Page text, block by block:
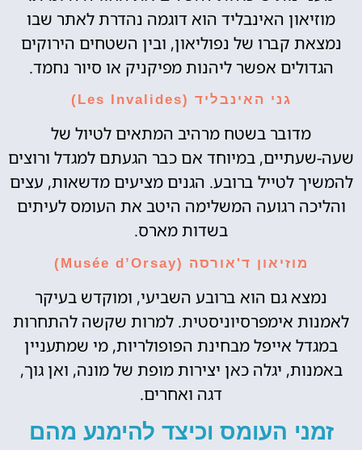
מוזיאון האינבליד הוא דוגמה נהדרת לאתר שבו
נמצאת קברו של נפוליאון, ובין השטחים הירוקים
הגדולים אפשר ליהנות מפיקניק או סיור נחמד.
גני האינבליד (Les Invalides)
מדובר בשטח מרהיב המתאים לטיול של
שעה-שעתיים, במיוחד אם כבר הגעתם למגדל ורוצים
להמשיך לטייל ברובע. הגנים מציעים מדשאות, עצים
והליכה רגועה המשלימה היטב את העומס לעיתים
בשדות מארס.
מוזיאון ד'אורסה (Musée d’Orsay)
נמצא גם הוא ברובע השביעי, ומוקדש בעיקר
לאמנות אימפרסיוניסטית. למרות שקשה להתחרות
במגדל אייפל מבחינת הפופולריות, מי שמתעניין
באמנות, יגלה כאן יצירות מופת של מונה, ואן גוך,
דגה ואחרים.
זמני העומס וכיצד להימנע מהם